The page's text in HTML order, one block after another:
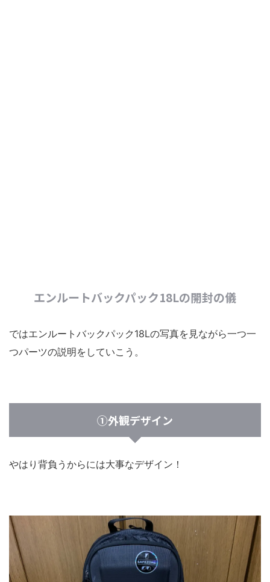
エンルートバックパック18Lの開封の儀
ではエンルートバックパック18Lの写真を見ながら一つ一
つパーツの説明をしていこう。
①外観デザイン
やはり背負うからには大事なデザイン！